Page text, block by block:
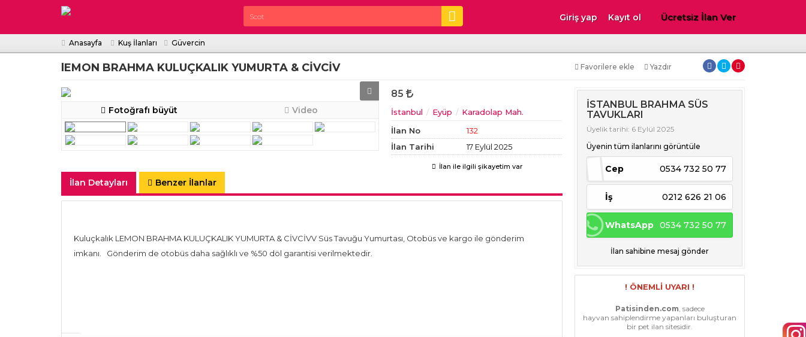
Giriş yap Kayıt ol Ücretsiz İlan Ver
Anasayfa Kuş İlanları Güvercin
lEMON BRAHMA KULUÇKALIK YUMURTA & CİVCİV Favorilere ekle Yazdır
Fotoğrafı büyüt Video
85
İstanbul Eyüp
Karadolap Mah.
İlan No
132
İlan Tarihi
17 Eylül 2025
İlan ile ilgili şikayetim var
İlan Detayları Benzer İlanlar
Kuluçkalık LEMON BRAHMA KULUÇKALIK YUMURTA & CİVCİVV Süs Tavuğu Yumurtası, Otobüs ve kargo ile gönderim
imkanı. Gönderim de otobüs daha sağlıklı ve %50 döl garantisi verilmektedir.
İSTANBUL BRAHMA SÜS
TAVUKLARI
Üyelik tarihi: 6 Eylül 2025
Üyenin tüm ilanlarını görüntüle
Cep 0534 732 50 77
İş 0212 626 21 06
WhatsApp 0534 732 50 77
İlan sahibine mesaj gönder
! ÖNEMLİ UYARI !
Patisinden.com, sadece
hayvan sahiplendirme yapanları buluşturan
bir pet ilan sitesidir.